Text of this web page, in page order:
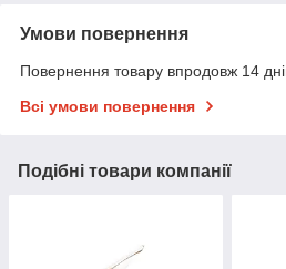
Умови повернення
Повернення товару впродовж 14
Всі умови повернення
Подібні товари компанії